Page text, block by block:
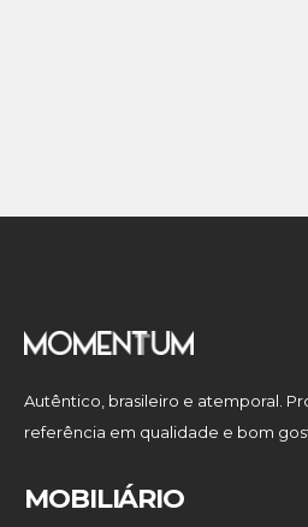
Autêntico, brasileiro e atemporal.
referência em qualidade e bom
MOBILIÁRIO